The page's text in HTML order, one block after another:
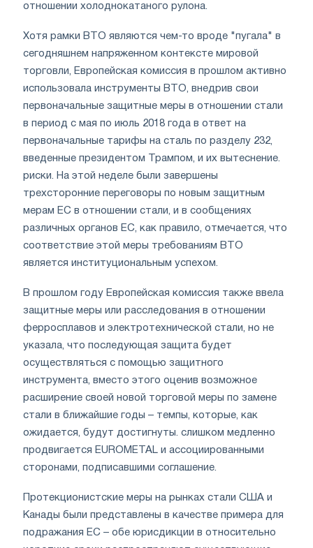
отношении холоднокатаного рулона.
Хотя рамки ВТО являются чем-то вроде "пугала" в
сегодняшнем напряженном контексте мировой
торговли, Европейская комиссия в прошлом активно
использовала инструменты ВТО, внедрив свои
первоначальные защитные меры в отношении стали
в период с мая по июль 2018 года в ответ на
первоначальные тарифы на сталь по разделу 232,
введенные президентом Трампом, и их вытеснение.
риски. На этой неделе были завершены
трехсторонние переговоры по новым защитным
мерам ЕС в отношении стали, и в сообщениях
различных органов ЕС, как правило, отмечается, что
соответствие этой меры требованиям ВТО
является институциональным успехом.
В прошлом году Европейская комиссия также ввела
защитные меры или расследования в отношении
ферросплавов и электротехнической стали, но не
указала, что последующая защита будет
осуществляться с помощью защитного
инструмента, вместо этого оценив возможное
расширение своей новой торговой меры по замене
стали в ближайшие годы – темпы, которые, как
ожидается, будут достигнуты. слишком медленно
продвигается EUROMETAL и ассоциированными
сторонами, подписавшими соглашение.
Протекционистские меры на рынках стали США и
Канады были представлены в качестве примера для
подражания ЕС – обе юрисдикции в относительно